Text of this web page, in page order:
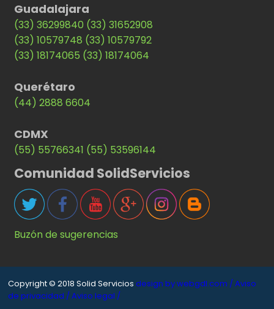
Guadalajara
(33) 36299840 (33) 31652908
(33) 10579748 (33) 10579792
(33) 18174065 (33) 18174064
Querétaro
(44) 2888 6604
CDMX
(55) 55766341 (55) 53596144
Comunidad SolidServicios
Buzón de sugerencias
Copyright © 2018 Solid Servicios design by webgdl.com /Aviso
de privacidad /Aviso legal /